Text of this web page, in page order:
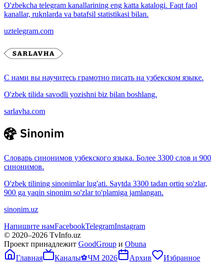
O'zbekcha telegram kanallarining eng katta katalogi. Faqt faol
kanallar, ruknlarda va batafsil statistikasi bilan.
uztelegram.com
С нами вы научитесь грамотно писать на узбекском языке.
O'zbek tilida savodli yozishni biz bilan boshlang.
sarlavha.com
Словарь синонимов узбекского языка. Более 3300 слов и 900
синонимов.
O'zbek tilining sinonimlar lug'ati. Saytda 3300 tadan ortiq so'zlar,
900 ga yaqin sinonim so'zlar to'plamiga jamlangan.
sinonim.uz
Напишите намFacebookTelegramInstagram
© 2020–2026 TvInfo.uz
Проект принадлежит GoodGroup и Obuna
Главная
Каналы⚽ЧМ 2026 Архив Избранное